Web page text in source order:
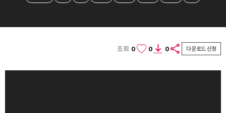
조회 0 0 0 다운로드 신청